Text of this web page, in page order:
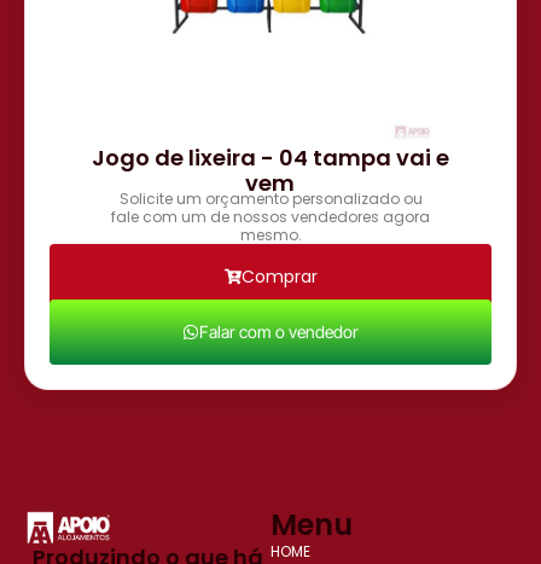
Jogo de lixeira - 04 tampa vai e
vem
Solicite um orçamento personalizado ou
fale com um de nossos vendedores agora
mesmo.
Comprar
Falar com o vendedor
Produzindo o que há
Menu
HOME